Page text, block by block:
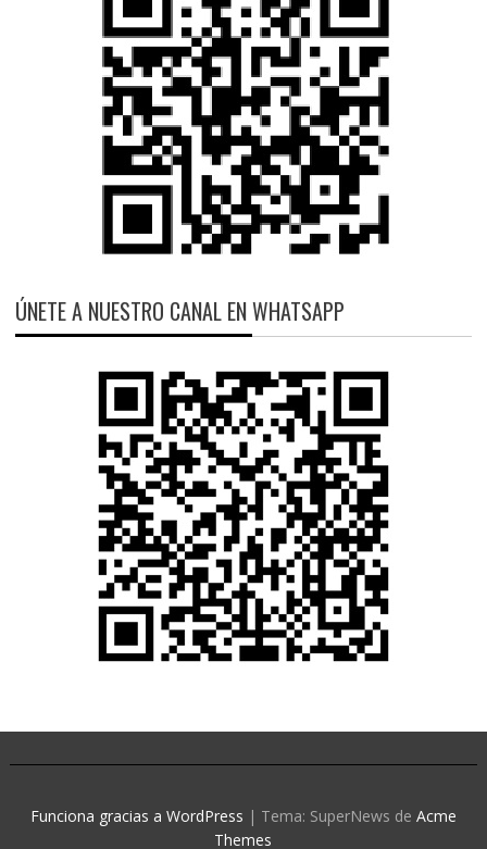
ÚNETE A NUESTRO CANAL EN WHATSAPP
Funciona gracias a WordPress | Tema: SuperNews de Acme
Themes